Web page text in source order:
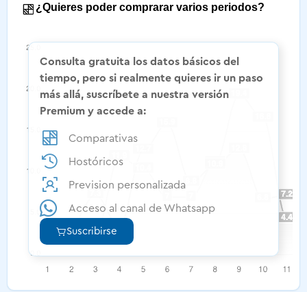
¿Quieres poder comprarar varios periodos?​
Consulta gratuita los datos básicos del
tiempo, pero si realmente quieres ir un paso
más allá, suscríbete a nuestra versión
Premium y accede a:
Comparativas
Hostóricos
Prevision personalizada
Acceso al canal de Whatsapp
Suscribirse